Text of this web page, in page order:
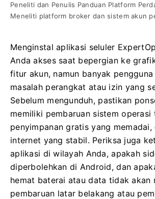
Peneliti dan Penulis Panduan Platform
Meneliti platform broker dan sistem akun
Menginstal aplikasi seluler
Anda akses saat bepergian ke
fitur akun, namun banyak
masalah perangkat atau izin yang
Sebelum mengunduh, pastikan
memiliki pembaruan sistem operasi
penyimpanan gratis yang memadai,
internet yang stabil. Periksa juga
aplikasi di wilayah Anda, apakah
diperbolehkan di Android, dan
hemat baterai atau data tidak akan
pembaruan latar belakang atau